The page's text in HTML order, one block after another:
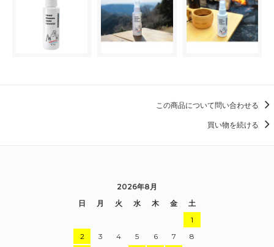
この商品について問い合わせる
買い物を続ける
2026年8月
日
月 火 水 木 金
土
1
2
3 4 5 6 7
8